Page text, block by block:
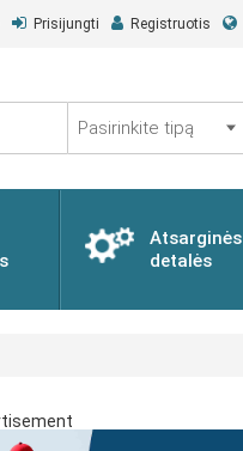
Prisijungti Registruotis
Pasirinkite
tipą
Atsarginės
detalės